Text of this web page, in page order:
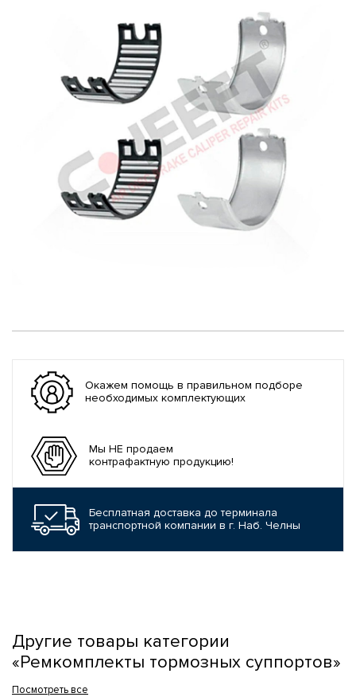
Окажем помощь в правильном подборе
необходимых комплектующих
Мы НЕ продаем
контрафактную продукцию!
Бесплатная доставка до терминала
транспортной компании в г. Наб. Челны
Другие товары категории
«Ремкомплекты тормозных суппортов»
Посмотреть все